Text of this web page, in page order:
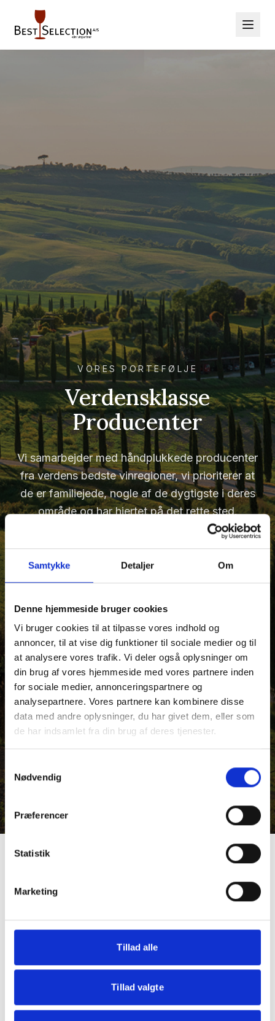
Samtykke Detaljer Om
Denne hjemmeside bruger cookies
Vi bruger cookies til at tilpasse vores indhold og
annoncer, til at vise dig funktioner til sociale medier og til
at analysere vores trafik. Vi deler også oplysninger om
din brug af vores hjemmeside med vores partnere inden
for sociale medier, annonceringspartnere og
analysepartnere. Vores partnere kan kombinere disse
data med andre oplysninger, du har givet dem, eller som
de har indsamlet fra din brug af deres tjenester.
Nødvendig
Præferencer
Statistik
Marketing
Tillad alle
Tillad valgte
VORES PORTEFØLJE
Verdensklasse
Producenter
Vi samarbejder med håndplukkede producenter
fra verdens bedste vinregioner, vi prioriterer at
de er familiejede, nogle af de dygtigste i deres
område og har hjertet på det rette sted.
🇧🇪 🇩🇰